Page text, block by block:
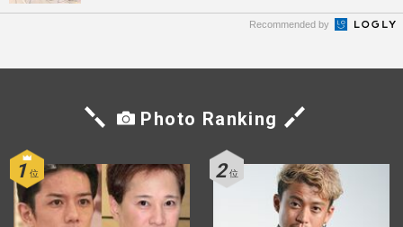
Recommended by
Photo Ranking